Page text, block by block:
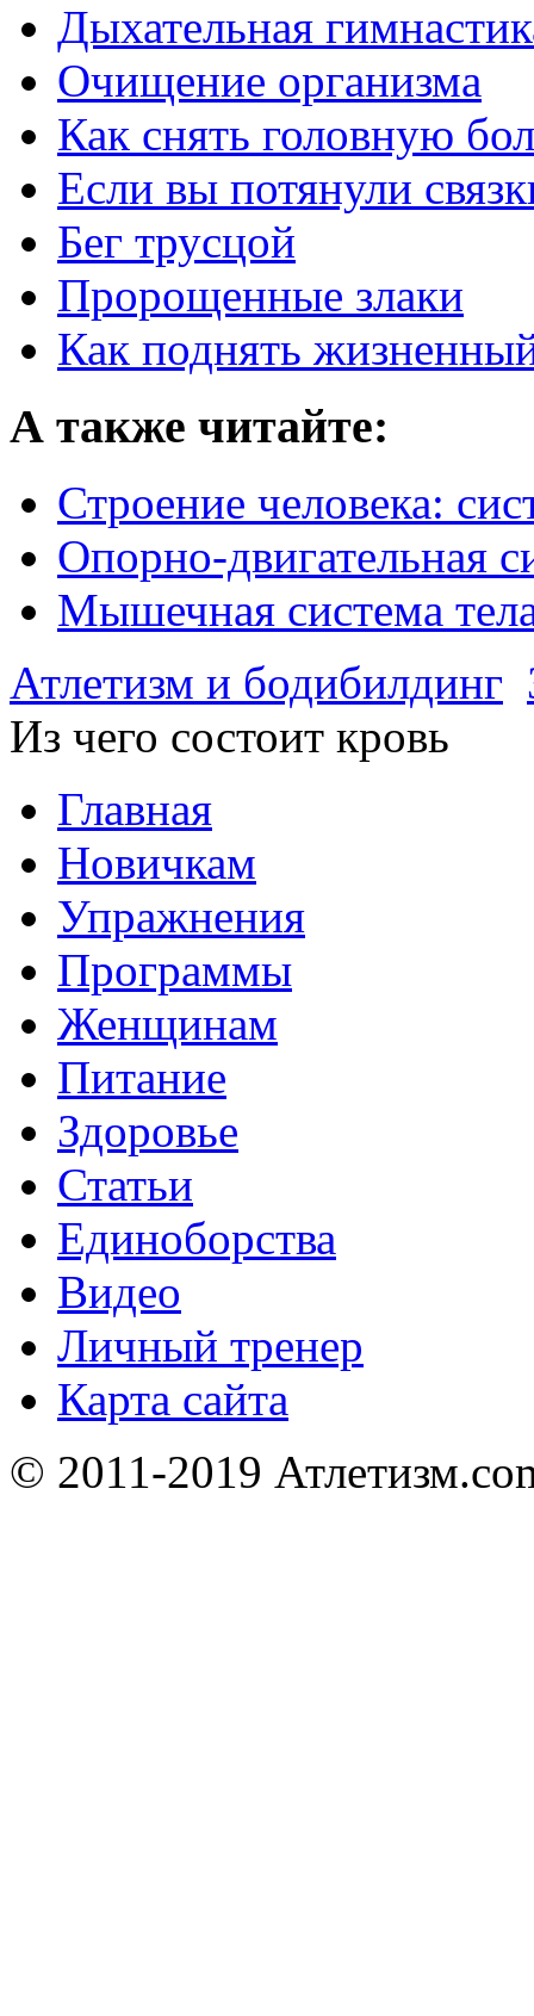
Дыхательная
Очищение организма
Как снять головную
Если вы потянули
Бег трусцой
Пророщенные злаки
Как поднять
А также читайте:
Строение человека:
Опорно-двигательная
Мышечная система
Атлетизм и бодибилдинг
Из чего состоит кровь
Главная
Новичкам
Упражнения
Программы
Женщинам
Питание
Здоровье
Статьи
Единоборства
Видео
Личный тренер
Карта сайта
© 2011-2019